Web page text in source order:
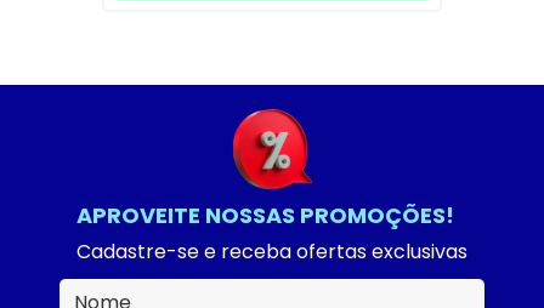
APROVEITE NOSSAS PROMOÇÕES!
Cadastre-se e receba ofertas exclusivas